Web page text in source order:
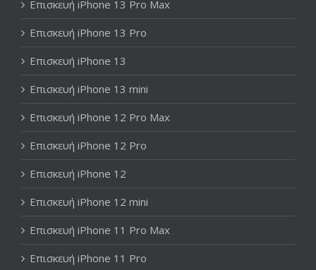
Επισκευή iPhone 13 Pro Max
Επισκευή iPhone 13 Pro
Επισκευή iPhone 13
Επισκευή iPhone 13 mini
Επισκευή iPhone 12 Pro Max
Επισκευή iPhone 12 Pro
Επισκευή iPhone 12
Επισκευή iPhone 12 mini
Επισκευή iPhone 11 Pro Max
Επισκευή iPhone 11 Pro